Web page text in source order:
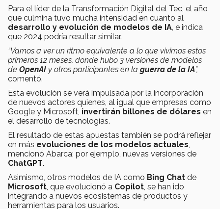
Para el líder de la Transformación Digital del Tec, el año
que culmina tuvo mucha intensidad en cuanto al
desarrollo y evolución de modelos de IA, e indica
que 2024 podría resultar similar.
“Vamos a ver un ritmo equivalente a lo que vivimos estos
primeros 12 meses, donde hubo 3 versiones de modelos
de OpenAI y otros participantes en la guerra de la IA”,
comentó.
Esta evolución se verá impulsada por la incorporación
de nuevos actores quienes, al igual que empresas como
Google y Microsoft, invertirán billones de dólares en
el desarrollo de tecnologías.
El resultado de estas apuestas también se podrá reflejar
en más evoluciones de los modelos actuales,
mencionó Abarca; por ejemplo, nuevas versiones de
ChatGPT.
Asimismo, otros modelos de IA como Bing Chat de
Microsoft, que evolucionó a Copilot, se han ido
integrando a nuevos ecosistemas de productos y
herramientas para los usuarios.